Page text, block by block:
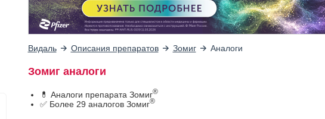
Видаль Описания препаратов Зомиг Аналоги
Зомиг аналоги
💊 Аналоги препарата Зомиг®
✅ Более 29 аналогов Зомиг®